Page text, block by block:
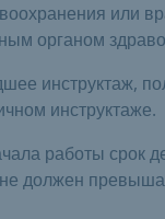
или
органом
инструктаж,
инструктаже.​
работы срок
должен